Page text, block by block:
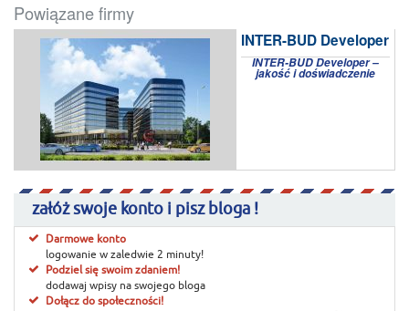
Powiązane firmy
INTER-BUD Developer
INTER-BUD Developer –
jakość i doświadczenie
załóż swoje konto i pisz bloga !
Darmowe konto
logowanie w zaledwie 2 minuty!
Podziel się swoim zdaniem!
dodawaj wpisy na swojego bloga
Dołącz do społeczności!